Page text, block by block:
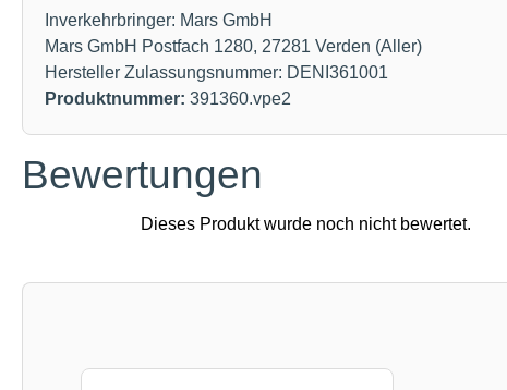
Inverkehrbringer: Mars GmbH
Mars GmbH Postfach 1280, 27281 Verden (Aller)
Hersteller Zulassungsnummer: DENI361001
Produktnummer: 391360.vpe2
Bewertungen
Produktgalerie überspringen